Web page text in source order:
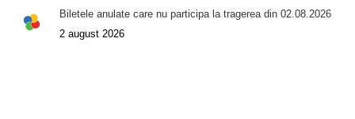
Biletele anulate care nu participa la tragerea din 02.08.2026
2 august 2026